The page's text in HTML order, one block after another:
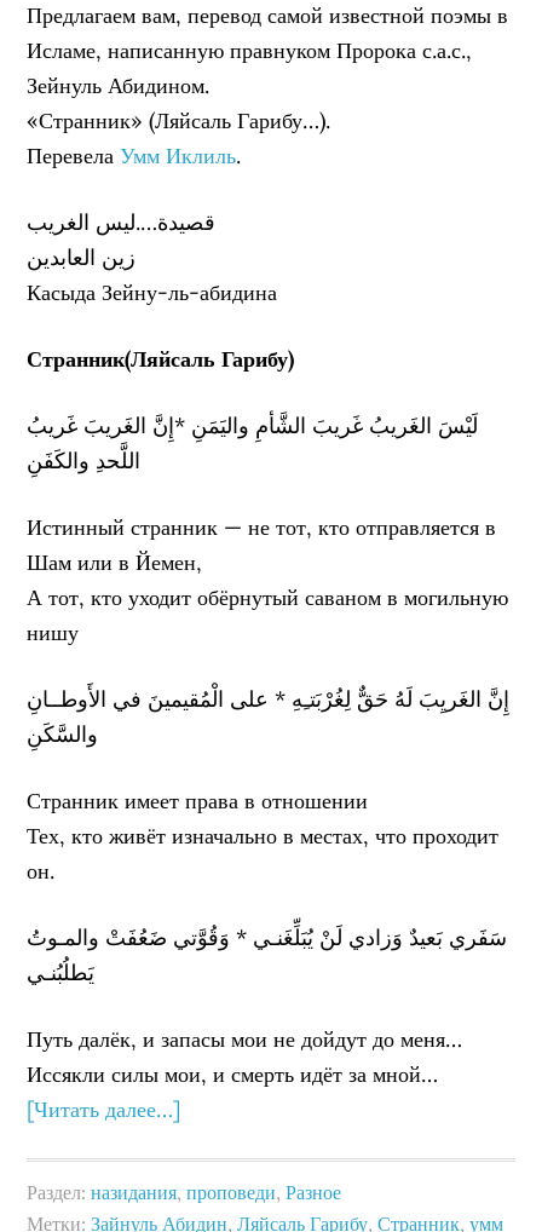
Предлагаем вам, перевод самой известной поэмы в
Исламе, написанную правнуком Пророка с.а.с.,
Зейнуль Абидином.
«Странник» (Ляйсаль Гарибу…).
ПеревелаУмм Иклиль.
قصيدة….ليس الغريب
زين العابدين
Касыда Зейну-ль-абидина
Странник(Ляйсаль Гарибу)
لَيْسَ الغَريبُ غَريبَ الشَّأمِ واليَمَنِ *إِنَّ الغَريبَ غَريبُ
اللَّحدِ والكَفَنِ
Истинный странник — не тот, кто отправляется в
Шам или в Йемен,
А тот, кто уходит обёрнутый саваном в могильную
нишу
إِنَّ الغَريِبَ لَهُ حَقٌّ لِغُرْبَتـِهِ * على الْمُقيمينَ في الأَوطــانِ
والسَّكَنِ
Странник имеет права в отношении
Тех, кто живёт изначально в местах, что проходит
он.
سَفَري بَعيدٌ وَزادي لَنْ يُبَلِّغَنـي * وَقُوَّتي ضَعُفَتْ والمـوتُ
يَطلُبُنـي
Путь далёк, и запасы мои не дойдут до меня…
Иссякли силы мои, и смерть идёт за мной…
[Читать далее…]
Раздел:назидания,проповеди,Разное
Метки:Зайнуль Абидин,Ляйсаль Гарибу,Странник,умм